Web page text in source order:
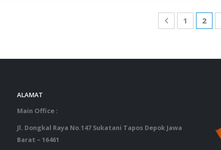
1 2
ALAMAT
Main Office :
Jl. Dongkal Raya No.147 Sukatani Tapos Depok Jawa
Barat – 16461